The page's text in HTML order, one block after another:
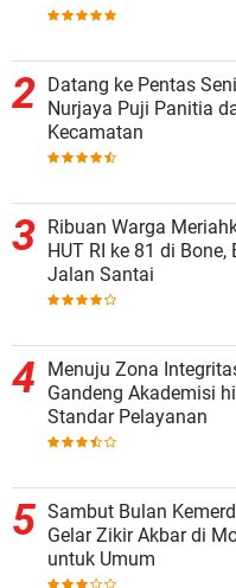
Datang ke Pentas
Nurjaya Puji Panitia
Kecamatan
Ribuan Warga
HUT RI ke 81 di
Jalan Santai
Menuju Zona
Gandeng Akademisi
Standar Pelayanan
Sambut Bulan
Gelar Zikir Akbar di
untuk Umum